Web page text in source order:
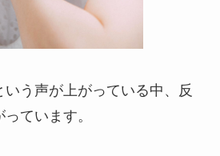
う声が上がっている中、反
ています。